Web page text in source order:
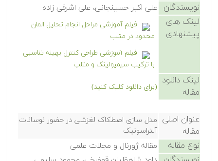
نویسندگان علی اکبر حسینجانی، علی اشرفی زاده
لینک های
پیشنهادی
فیلم آموزشی مراحل انجام تحلیل المان
محدود در متلب
فیلم آموزشی طراحی کنترل بهینه تناسبی
با ترکیب سیمیولینک و متلب
لینک دانلود
مقاله
(برای دانلود کلیک کنید)
عنوان اصلی
مقاله
مدل سازی اصطکاک لغزشی در حضور نوسانات
آلتراسونیک
نوع مقاله مقاله ژورنال و مجلات علمی